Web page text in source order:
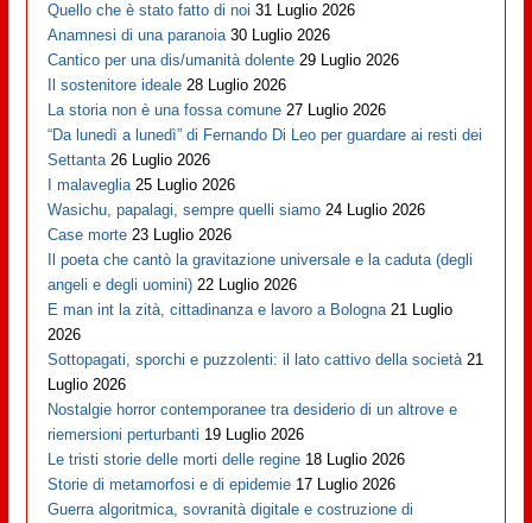
Quello che è stato fatto di noi 31 Luglio 2026
Anamnesi di una paranoia 30 Luglio 2026
Cantico per una dis/umanità dolente 29 Luglio 2026
Il sostenitore ideale 28 Luglio 2026
La storia non è una fossa comune 27 Luglio 2026
“Da lunedì a lunedì” di Fernando Di Leo per guardare ai resti dei
Settanta 26 Luglio 2026
I malaveglia 25 Luglio 2026
Wasichu, papalagi, sempre quelli siamo 24 Luglio 2026
Case morte 23 Luglio 2026
Il poeta che cantò la gravitazione universale e la caduta (degli
angeli e degli uomini) 22 Luglio 2026
E man int la zità, cittadinanza e lavoro a Bologna 21 Luglio
2026
Sottopagati, sporchi e puzzolenti: il lato cattivo della società 21
Luglio 2026
Nostalgie horror contemporanee tra desiderio di un altrove e
riemersioni perturbanti 19 Luglio 2026
Le tristi storie delle morti delle regine 18 Luglio 2026
Storie di metamorfosi e di epidemie 17 Luglio 2026
Guerra algoritmica, sovranità digitale e costruzione di